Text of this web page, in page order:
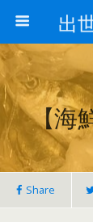
【海
Share